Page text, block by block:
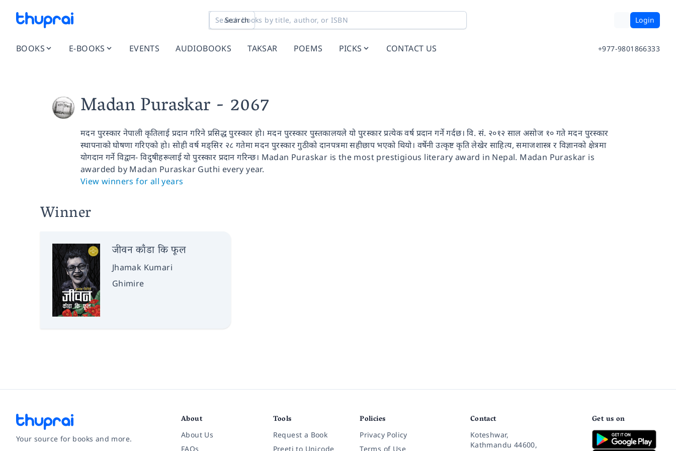
Search Login
BOOKS E-BOOKS EVENTS AUDIOBOOKS TAKSAR POEMS PICKS CONTACT US +977-9801866333
Madan Puraskar - 2067
मदन पुरस्कार नेपाली कृतिलाई प्रदान गरिने प्रसिद्ध पुरस्कार हो। मदन पुरस्कार पुस्तकालयले यो पुरस्कार प्रत्येक वर्ष प्रदान गर्ने गर्दछ। वि. सं. २०१२ साल असोज १० गते मदन पुरस्कार
स्थापनाको घोषणा गरिएको हो। सोही वर्ष मङ्सिर २८ गतेमा मदन पुरस्कार गुठीको दानपत्रमा सहीछाप भएको थियो। वर्षेनी उत्कृष्ट कृति लेखेर साहित्य, समाजशास्त्र र विज्ञानको क्षेत्रमा
योगदान गर्ने विद्वान- विदुषीहरूलाई यो पुरस्कार प्रदान गरिन्छ। Madan Puraskar is the most prestigious literary award in Nepal. Madan Puraskar is
awarded by Madan Puraskar Guthi every year.
View winners for all years
Winner
जीवन काँडा कि फूल
Jhamak Kumari
Ghimire
Your source for books and more.
About
About Us
FAQs
Tools
Request a Book
Preeti to Unicode
Policies
Privacy Policy
Terms of Use
Contact
Koteshwar,
Kathmandu 44600,
Get us on